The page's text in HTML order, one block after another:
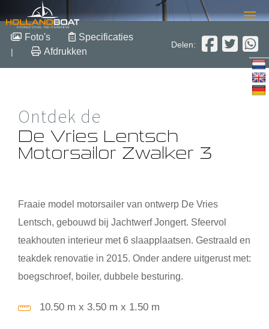
De Vries Lentsch
Motorsailor Zwalker 3
Staal
Verkocht
Foto's Specificaties
| Afdrukken
Delen:
Ontdek de
De Vries Lentsch
Motorsailor Zwalker 3
Fraaie model motorsailer van ontwerp De Vries
Lentsch, gebouwd bij Jachtwerf Jongert. Sfeervol
teakhouten interieur met 6 slaapplaatsen. Gestraald en
teakdek renovatie in 2015. Onder andere uitgerust met:
boegschroef, boiler, dubbele besturing.
10.50 m x 3.50 m x 1.50 m